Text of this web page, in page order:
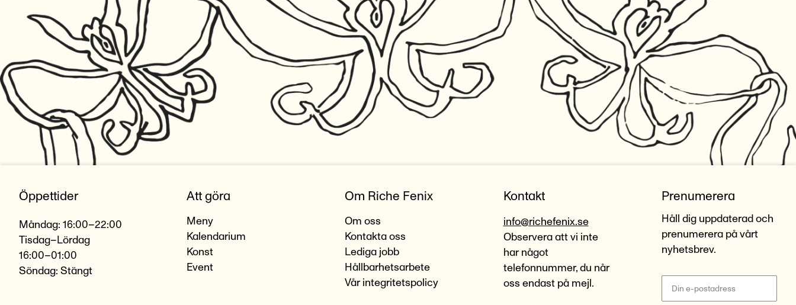
Öppettider
Måndag: 16:00–22:00
Tisdag–Lördag
16:00–01:00
Söndag: Stängt
Att göra
Meny
Kalendarium
Konst
Event
Om Riche Fenix
Om oss
Kontakta oss
Lediga jobb
Hållbarhetsarbete
Vår integritetspolicy
Kontakt
info@richefenix.se
Observera att vi inte
har något
telefonnummer, du når
oss endast på mejl.
Prenumerera
Håll dig uppdaterad och
prenumerera på vårt
nyhetsbrev.